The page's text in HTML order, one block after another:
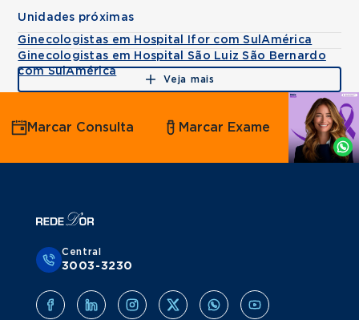
Unidades próximas
Ginecologistas em Hospital Ifor com SulAmérica
Ginecologistas em Hospital São Luiz São Bernardo
com SulAmérica
Veja mais
Agende
por
Whatsapp
Marcar Consulta Marcar Exame
Central
3003-3230